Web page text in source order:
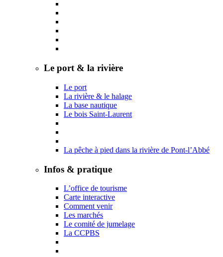
Le port & la rivière
Le port
La rivière & le halage
La base nautique
Le bois Saint-Laurent
La pêche à pied dans la rivière de Pont-l’Abbé
Infos & pratique
L’office de tourisme
Carte interactive
Comment venir
Les marchés
Le comité de jumelage
La CCPBS